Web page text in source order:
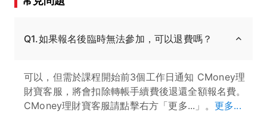
Q1.如果報名後臨時無法參加，可以退費嗎？
可以，但需於課程開始前3個工作日通知 CMoney理
財寶客服，將會扣除轉帳手續費後退還全額報名費。
CMoney理財寶客服請點擊右方「更多...」。 更多...